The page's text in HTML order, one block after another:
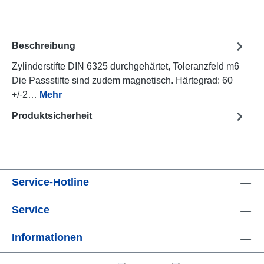
Beschreibung
Zylinderstifte DIN 6325 durchgehärtet, Toleranzfeld m6
Die Passstifte sind zudem magnetisch. Härtegrad: 60
+/-2… Mehr
Produktsicherheit
Service-Hotline
Service
Informationen